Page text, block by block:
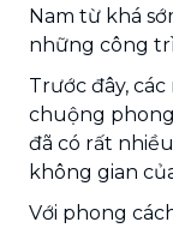
Nam từ khá
những công
Trước đây,
chuộng
đã có rất
không gian
Với phong